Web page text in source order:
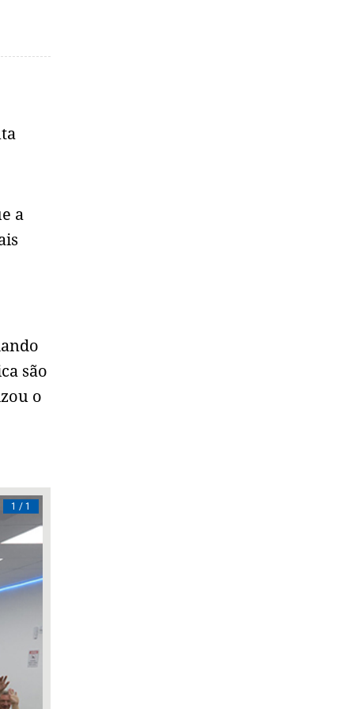
a
são
o
1 / 1